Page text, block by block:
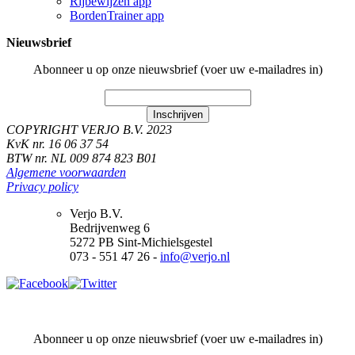
BordenTrainer app
Nieuwsbrief
Abonneer u op onze nieuwsbrief (voer uw e-mailadres in)
Inschrijven
COPYRIGHT VERJO B.V. 2023
KvK nr. 16 06 37 54
BTW nr. NL 009 874 823 B01
Algemene voorwaarden
Privacy policy
Verjo B.V.
Bedrijvenweg 6
5272 PB Sint-Michielsgestel
073 - 551 47 26 - info@verjo.nl
Abonneer u op onze nieuwsbrief (voer uw e-mailadres in)